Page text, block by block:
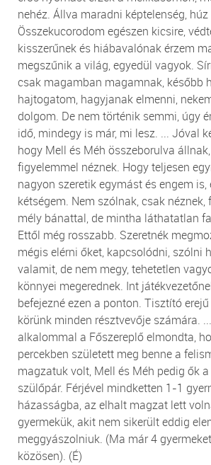
nehéz. Állva maradni képtelenség,
Összekucorodom egészen kicsire,
kisszerűnek és hiábavalónak érzem
megszűnik a világ, egyedül vagyok.
csak magamban magamnak, később
hajtogatom, hagyjanak elmenni,
dolgom. De nem történik semmi, úgy
idő, mindegy is már, mi lesz. ... Jóval
hogy Mell és Méh összeborulva
figyelemmel néznek. Hogy teljesen
nagyon szeretik egymást és engem is,
kétségem. Nem szólnak, csak néznek,
mély bánattal, de mintha láthatatlan
Ettől még rosszabb. Szeretnék
mégis elérni őket, kapcsolódni, szólni
valamit, de nem megy, tehetetlen
könnyei megerednek. Int
befejezné ezen a ponton. Tisztító
körünk minden résztvevője számára.
alkalommal a Főszereplő elmondta,
percekben született meg benne a
magzatuk volt, Mell és Méh pedig ők a
szülőpár. Férjével mindketten 1-1
házasságba, az elhalt magzat lett
gyermekük, akit nem sikerült eddig
meggyászolniuk. (Ma már 4
közösen). (É)